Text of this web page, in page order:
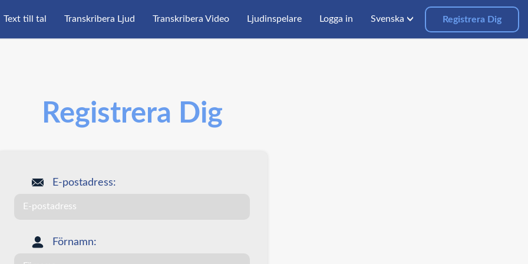
Text till tal Transkribera Ljud Transkribera Video Ljudinspelare Logga in Svenska Registrera Dig
Registrera Dig
E-postadress:
Förnamn: